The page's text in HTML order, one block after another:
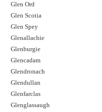
Glen Ord
Glen Scotia
Glen Spey
Glenallachie
Glenburgie
Glencadam
Glendronach
Glendullan
Glenfarclas
Glenglassaugh